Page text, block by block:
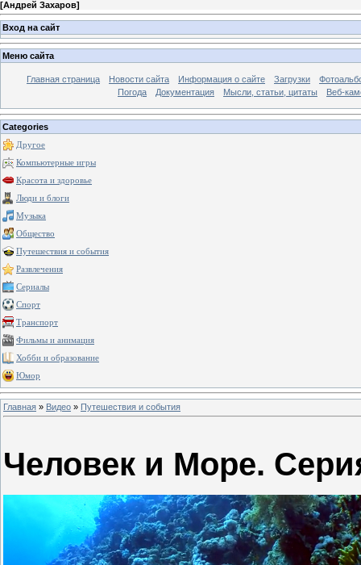
[Андрей Захаров]
Вход на сайт
Меню сайта
Главная страница Новости сайта Информация о сайте Загрузки
Погода
Документация Мысли, статьи, цитаты Веб-
Categories
Другое
Компьютерные игры
Красота и здоровье
Люди и блоги
Музыка
Общество
Путешествия и события
Развлечения
Сериалы
Спорт
Транспорт
Фильмы и анимация
Хобби и образование
Юмор
Главная » Видео » Путешествия и события
Человек и Море.